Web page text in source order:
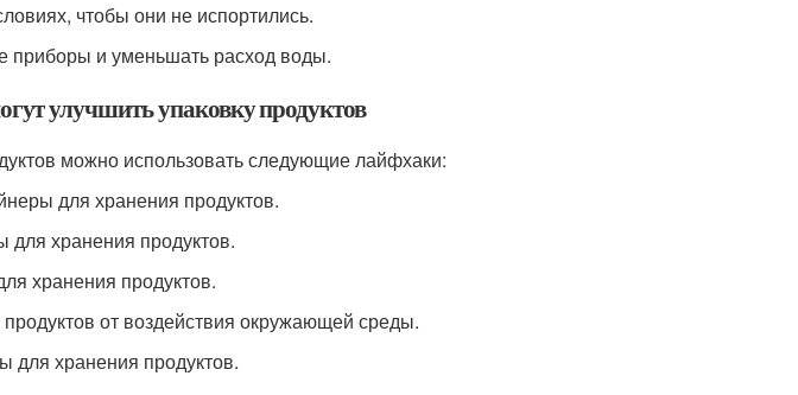
чтобы они не испортились.
приборы и уменьшать расход воды.
улучшить упаковку продуктов
можно использовать следующие лайфхаки:
для хранения продуктов.
для хранения продуктов.
хранения продуктов.
от воздействия окружающей среды.
для хранения продуктов.